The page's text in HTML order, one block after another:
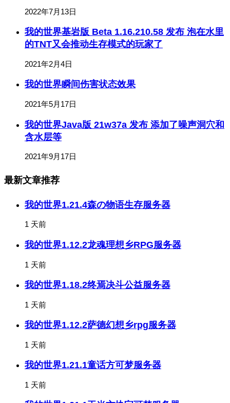
2022年7月13日
我的世界基岩版 Beta 1.16.210.58 发布 泡在水里
的TNT又会推动生存模式的玩家了
2021年2月4日
我的世界瞬间伤害状态效果
2021年5月17日
我的世界Java版 21w37a 发布 添加了噪声洞穴和
含水层等
2021年9月17日
最新文章推荐
我的世界1.21.4森の物语生存服务器
1 天前
我的世界1.12.2龙魂理想乡RPG服务器
1 天前
我的世界1.18.2终焉决斗公益服务器
1 天前
我的世界1.12.2萨德幻想乡rpg服务器
1 天前
我的世界1.21.1童话方可梦服务器
1 天前